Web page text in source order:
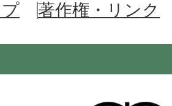
著作権・リンク